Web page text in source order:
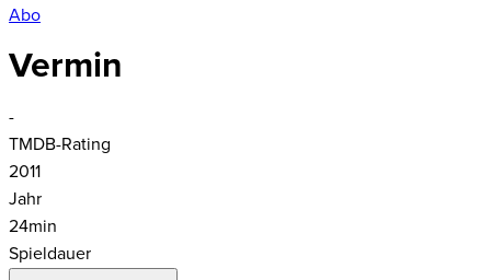
Abo
Vermin
-
TMDB-Rating
2011
Jahr
24min
Spieldauer